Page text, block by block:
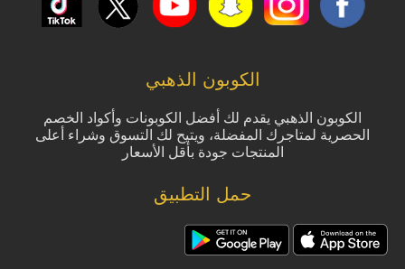
الكوبون الذهبي
الكوبون الذهبي يقدم لك أفضل الكوبونات وأكواد الخصم
الحصرية لمتاجرك المفضلة، ويتيح لك التسوق وشراء أعلى
المنتجات جودة بأقل الأسعار
حمل التطبيق